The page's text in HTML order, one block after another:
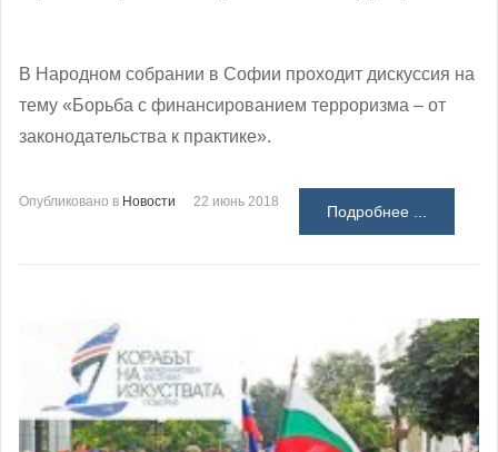
В Народном собрании в Софии проходит дискуссия на
тему «Борьба с финансированием терроризма – от
законодательства к практике».
Опубликовано в Новости 22 июнь 2018
Подробнее ...